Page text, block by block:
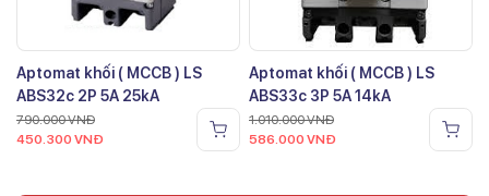
Aptomat khối ( MCCB ) LS
ABS32c 2P 5A 25kA
790.000VNĐ
450.300 VNĐ
Aptomat khối ( MCCB ) LS
ABS33c 3P 5A 14kA
1.010.000VNĐ
586.000 VNĐ